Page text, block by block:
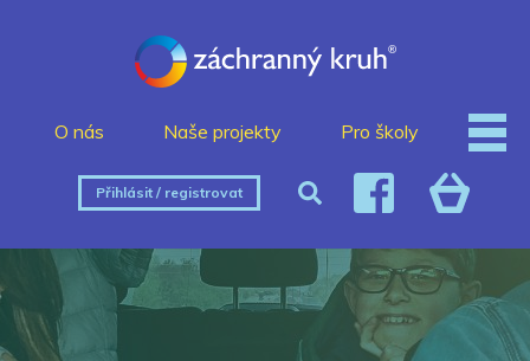
O nás Naše projekty Pro školy
Přihlásit / registrovat